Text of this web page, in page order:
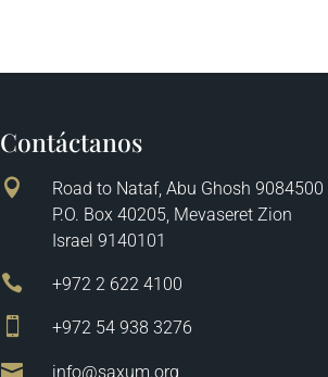
Contáctanos

Road to Nataf, Abu Ghosh 9084500
P.O. Box 40205, Mevaseret Zion
Israel 9140101
 +972 2 622 4100
 +972 54 938 3276
 info@saxum.org